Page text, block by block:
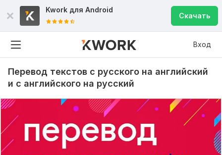
Kwork для Android
Скачать
Вход
Перевод текстов с русского на английский
и с английского на русский